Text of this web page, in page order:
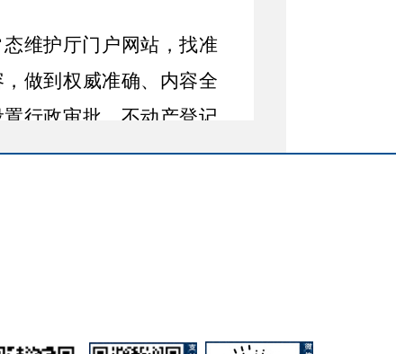
态维护厅门户网站，找准
做到权威准确、内容全
行政审批、不动产登记
集成规划、土地、矿业
准推送、智能查询、无